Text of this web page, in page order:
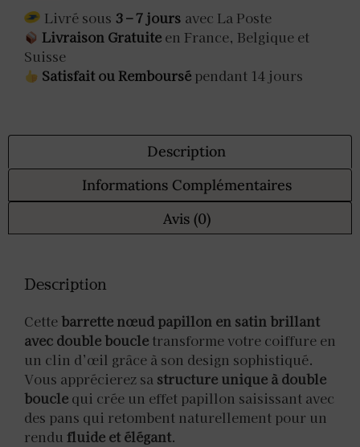
Livré sous 3 – 7 jours avec La Poste
Livraison Gratuite en France, Belgique et
Suisse
Satisfait ou Remboursé pendant 14 jours
Description
Informations Complémentaires
Avis (0)
Description
Cettebarrette nœud papillon en satin brillant
avec double boucle transforme votre coiffure en
un clin d’œil grâce à son design sophistiqué.
Vous apprécierez sa structure unique à double
boucle qui crée un effet papillon saisissant avec
des pans qui retombent naturellement pour un
rendu fluide et élégant.